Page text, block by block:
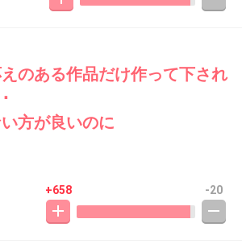
のある作品だけ作って下され
方が良いのに
+658 -20